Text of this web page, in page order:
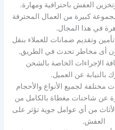
العفش باحترافية ومهارة.
كبيرة من العمال المحترفة
في هذا المجال.
وتقديم ضمانات للعملاء بنقل
أى مخاطر تحدث في الطريق.
الإجراءات الخاصة بالشحن
بالنيابة عن العميل.
مختلفة لجميع الأنواع والأحجام
عن شاحنات مغطاة بالكامل من
من أي عوامل جوية تؤثر على
العفش.